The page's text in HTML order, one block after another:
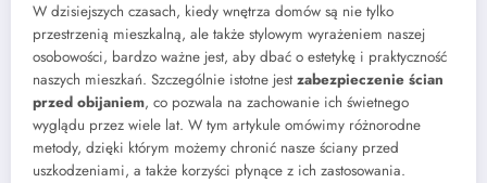
W dzisiejszych czasach, kiedy wnętrza domów są nie tylko
przestrzenią mieszkalną, ale także stylowym wyrażeniem naszej
osobowości, bardzo ważne jest, aby dbać o estetykę i praktyczność
naszych mieszkań. Szczególnie istotne jestzabezpieczenie ścian
przed obijaniem, co pozwala na zachowanie ich świetnego
wyglądu przez wiele lat. W tym artykule omówimy różnorodne
metody, dzięki którym możemy chronić nasze ściany przed
uszkodzeniami, a także korzyści płynące z ich zastosowania.